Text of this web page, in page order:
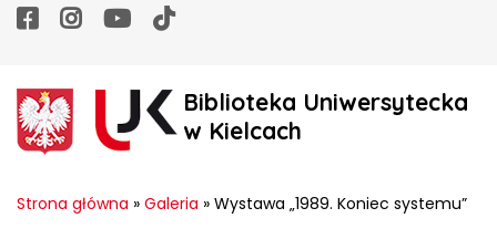
Facebook
Instagram
YouTube
TikTok
Biblioteka Uniwersytecka
w Kielcach
Strona główna » Galeria » Wystawa „1989. Koniec systemu”